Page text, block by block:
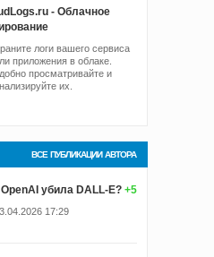
- Облачное
логи вашего сервиса
приложения в облаке.
просматривайте и
их.
ВСЕ ПУБЛИКАЦИИ АВТОРА
OpenAI убила DALL-E? +5
17:29